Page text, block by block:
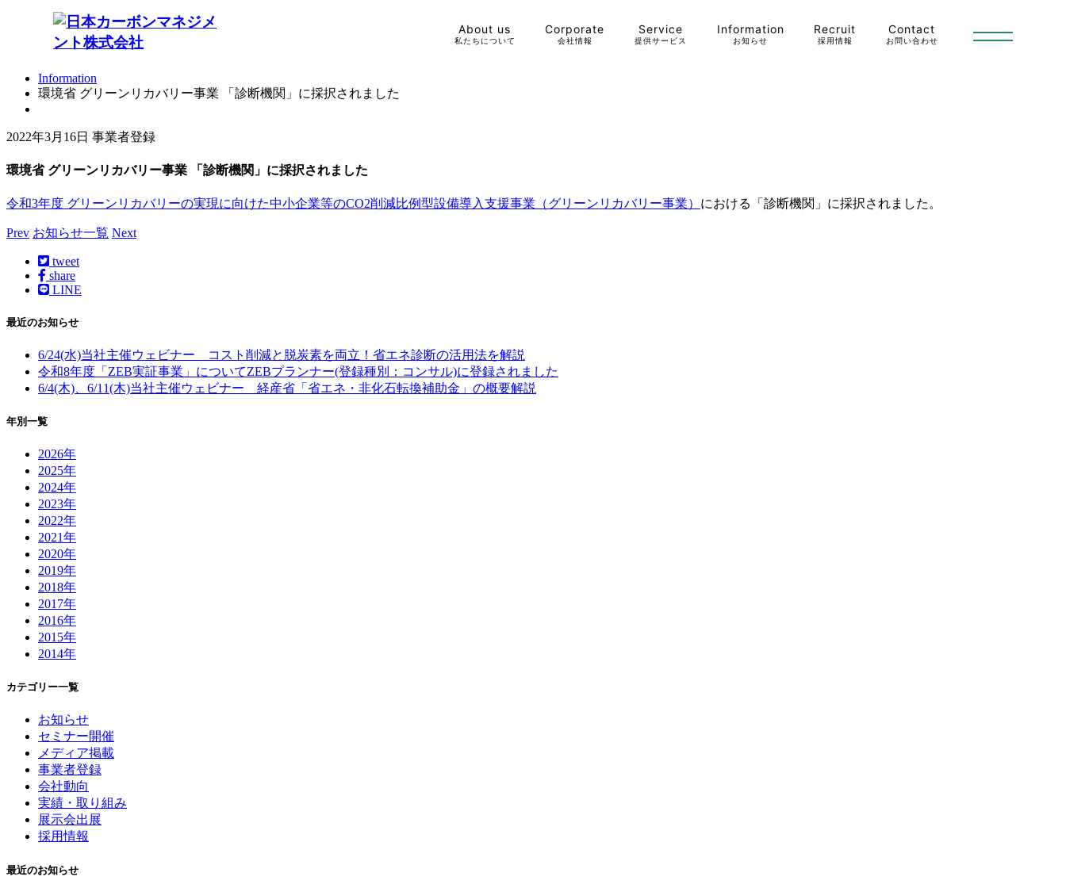
About us
私たちについて
Corporate
会社情報
Service
提供サービス
Information
お知らせ
Recruit
採用情報
Contact
お問い合わせ
Informationお知らせ
Information
環境省 グリーンリカバリー事業 「診断機関」に採択されました
2022年3月16日 事業者登録
環境省 グリーンリカバリー事業 「診断機関」に採択されました
令和3年度 グリーンリカバリーの実現に向けた中小企業等のCO2削減比例型設備導入支援事業（グリーンリカバリー事業） における「診断機関」に採択されました。
Prev お知らせ一覧 Next
tweet
share
LINE
最近のお知らせ
6/24(水)当社主催ウェビナー コスト削減と脱炭素を両立！省エネ診断の活用法を解説
令和8年度「ZEB実証事業」についてZEBプランナー(登録種別：コンサル)に登録されました
6/4(木)、6/11(木)当社主催ウェビナー 経産省「省エネ・非化石転換補助金」の概要解説
年別一覧
2026年
2025年
2024年
2023年
2022年
2021年
2020年
2019年
2018年
2017年
2016年
2015年
2014年
カテゴリー一覧
お知らせ
セミナー開催
メディア掲載
事業者登録
会社動向
実績・取り組み
展示会出展
採用情報
最近のお知らせ